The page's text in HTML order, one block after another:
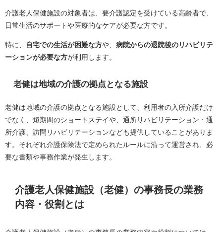
介護老人保健施設の対象者は、要介護認定を受けている高齢者で、
日常生活のサポートや医療的なケアが必要な方です。
特に、 自宅での生活が困難な方や、 病院からの退院後のリハビリテ
ーションが必要な方が利用します。
老健は地域の介護の拠点となる施設
老健は地域の介護の拠点となる施設として、利用者の入所介護だけ
でなく、短期間のショートステイや、通所リハビリテーション・通
所介護、訪問リハビリテーションなども提供していることがありま
す。それぞれ介護保険法で定められたルールに沿って運営され、必
要な書類や事務作業が発生します。
介護老人保健施設（老健）の事務長の業務
内容・役割とは